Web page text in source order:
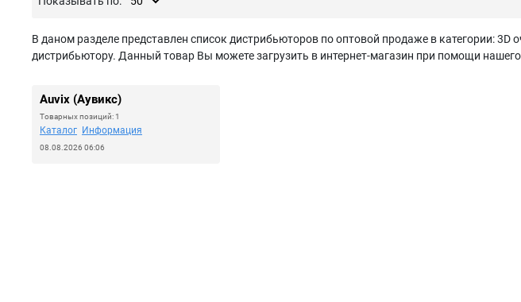
В даном разделе представлен список дистрибьюторов по оптовой продаже в категории:
дистрибьютору. Данный товар Вы можете загрузить в интернет-магазин при помощи нашего
Auvix (Аувикс)
Товарных позиций: 1
Каталог Информация
08.08.2026 06:06